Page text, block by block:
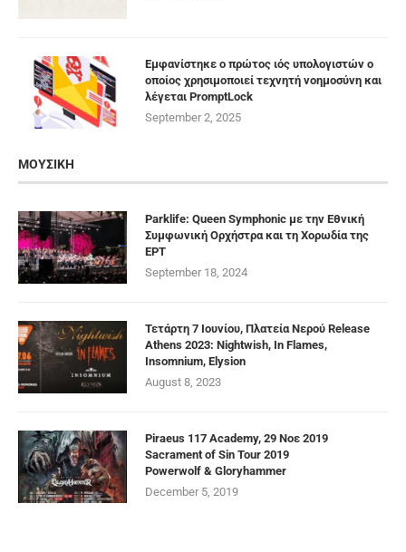
Εμφανίστηκε ο πρώτος ιός υπολογιστών ο
οποίος χρησιμοποιεί τεχνητή νοημοσύνη και
λέγεται PromptLock
September 2, 2025
ΜΟΥΣΙΚΗ
Parklife: Queen Symphonic με την Εθνική
Συμφωνική Ορχήστρα και τη Χορωδία της
ΕΡΤ
September 18, 2024
Τετάρτη 7 Ιουνίου, Πλατεία Νερού Release
Athens 2023: Nightwish, In Flames,
Insomnium, Elysion
August 8, 2023
Piraeus 117 Academy, 29 Νοε 2019
Sacrament of Sin Tour 2019
Powerwolf & Gloryhammer
December 5, 2019